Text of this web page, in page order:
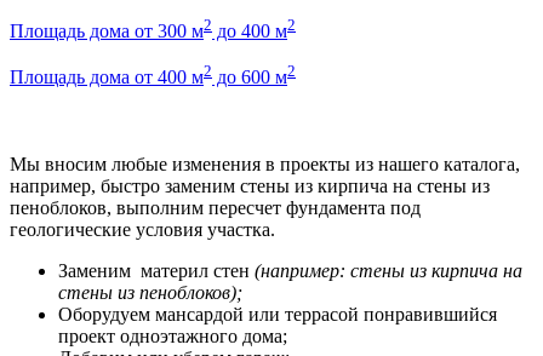
Площадь дома от 300 м2 до 400 м2
Площадь дома от 400 м2 до 600 м2
Мы вносим любые изменения в проекты из нашего каталога,
например, быстро заменим стены из кирпича на стены из
пеноблоков, выполним пересчет фундамента под
геологические условия участка.
Заменим материл стен (например: стены из кирпича на
стены из пеноблоков);
Оборудуем мансардой или террасой понравившийся
проект одноэтажного дома;